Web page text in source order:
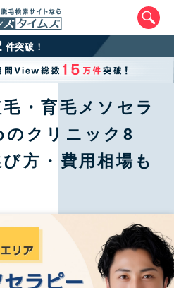
件突破！
・育毛メソセラ
のクリニック8
方・費用相場も